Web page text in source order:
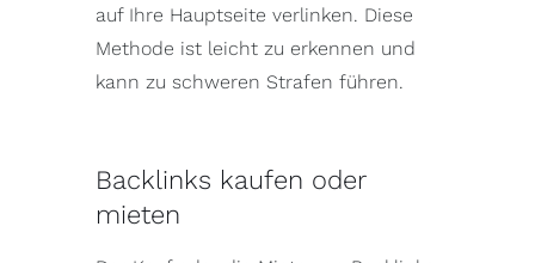
auf Ihre Hauptseite verlinken. Diese
Methode ist leicht zu erkennen und
kann zu schweren Strafen führen.
Backlinks kaufen oder
mieten